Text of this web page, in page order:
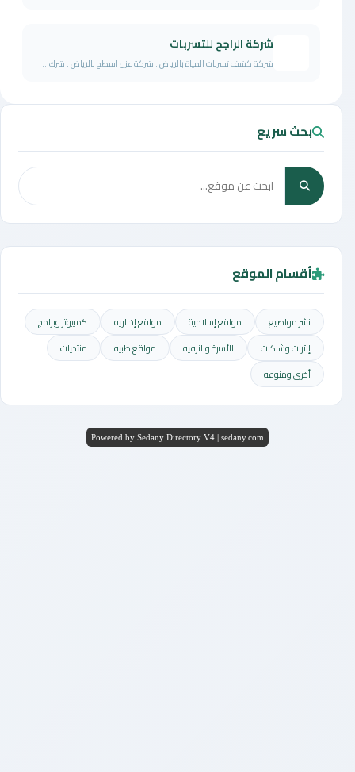
شركة الراجح للتسربات
شركة كشف تسربات المياة بالرياض . شركة عزل اسطح بالرياض . شرك...
بحث سريع
أقسام الموقع
نشر مواضيع مواقع إسلامية مواقع إخباريه
كمبيوتر وبرامج
إنترنت وشبكات
الأسرة والترفيه مواقع طبيه
منتديات
أخرى ومنوعه
Powered by Sedany Directory V4 | sedany.com